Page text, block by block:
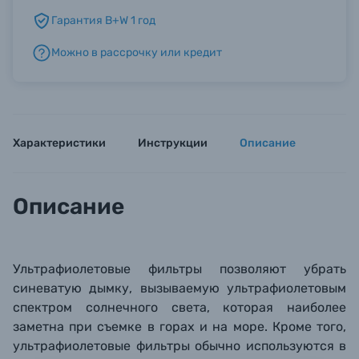
Б/У фототехника (Комиссионные товары)
Гарантия B+W 1 год
Можно в рассрочку или кредит
Характеристики Инструкции Описание
Описание
Ультрафиолетовые фильтры позволяют убрать
синеватую дымку, вызываемую ультрафиолетовым
спектром солнечного света, которая наиболее
заметна при съемке в горах и на море. Кроме того,
ультрафиолетовые фильтры обычно используются в